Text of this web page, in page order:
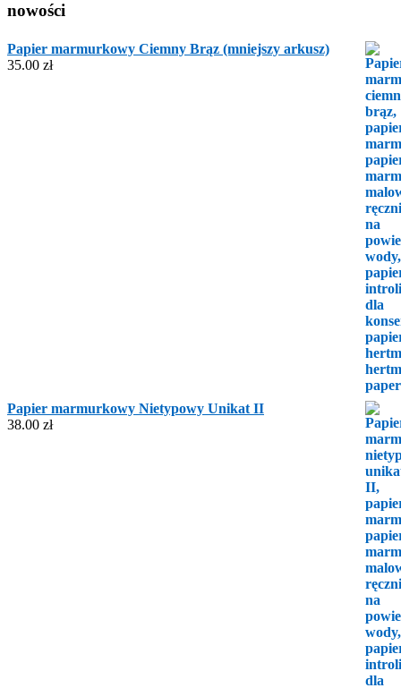
nowości
Papier marmurkowy Ciemny Brąz (mniejszy arkusz)
35.00 zł
Papier marmurkowy Nietypowy Unikat II
38.00 zł